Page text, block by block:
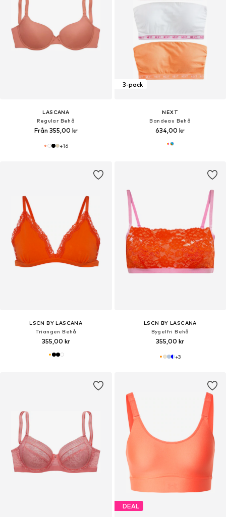
LASCANA
Regular Behå
Från 355,00 kr
+16
3-pack
NEXT
Bandeau Behå
634,00 kr
LSCN BY LASCANA
Triangen Behå
355,00 kr
LSCN BY LASCANA
Bygelfri Behå
355,00 kr
+3
DEAL